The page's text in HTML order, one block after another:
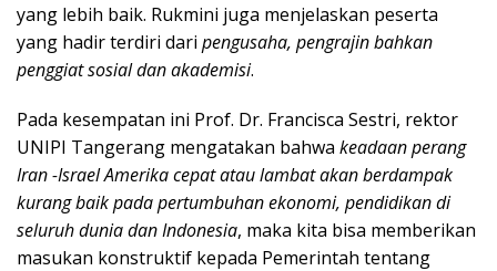
yang lebih baik. Rukmini juga menjelaskan peserta
yang hadir terdiri dari pengusaha, pengrajin bahkan
penggiat sosial dan akademisi.
Pada kesempatan ini Prof. Dr. Francisca Sestri, rektor
UNIPI Tangerang mengatakan bahwa keadaan perang
Iran -Israel Amerika cepat atau lambat akan berdampak
kurang baik pada pertumbuhan ekonomi, pendidikan di
seluruh dunia dan Indonesia, maka kita bisa memberikan
masukan konstruktif kepada Pemerintah tentang